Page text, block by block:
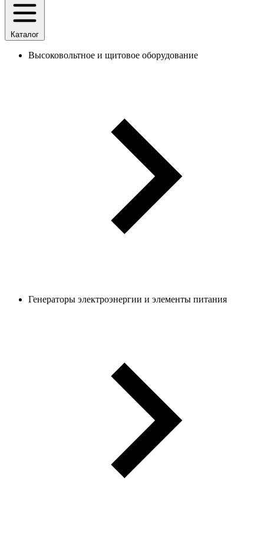
Каталог
Высоковольтное и щитовое оборудование
Генераторы электроэнергии и элементы питания